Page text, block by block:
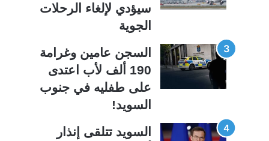
ي
سيؤدي لإلغاء الرحلات
الجوية
السجن عامين وغرامة
190 ألف لأب اعتدى
على طفليه في جنوب
السويد!
السويد تتلقى إنذار